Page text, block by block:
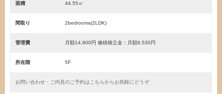
面積 44.55㎡
間取り 2bedrooms(2LDK)
管理費 月額14,900円 修繕積立金：月額9,530円
所在階 5F
お問い合わせ・ご内見のご予約はこちらからお気軽にどうぞ